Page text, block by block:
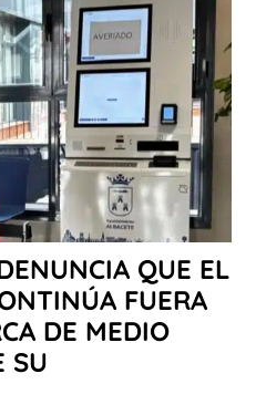
QUE EL
FUERA
DE MEDIO
SU